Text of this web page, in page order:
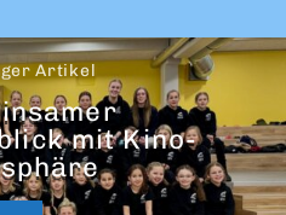
Artikel
mit Kino-